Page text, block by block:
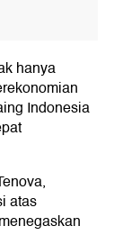
hanya
Indonesia
atas